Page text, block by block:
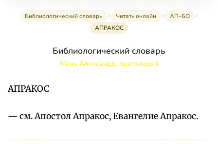
Библиологический словарь Читать онлайн
АП–БО
АПРАКОС
Библиологический словарь
Мень Александр, протоиерей
АПРАКОС
— см. Апостол Апракос, Евангелие Апракос.